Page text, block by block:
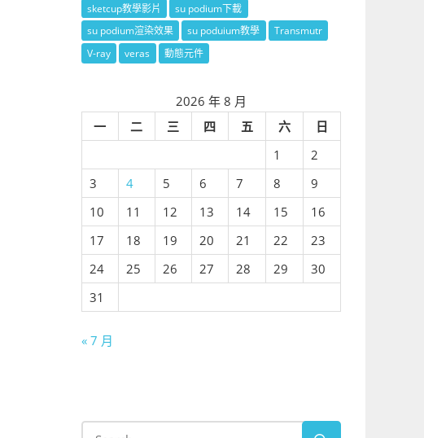
sketcup教學影片
su podium下載
su podium渲染效果
su poduium教學
Transmutr
V-ray
veras 動態元件
2026 年 8 月
一
二 三 四 五 六
日
1
2
3
4 5 6 7 8
9
10
11 12 13 14 15
16
17
18 19 20 21 22
23
24
25 26 27 28 29
30
31
« 7 月